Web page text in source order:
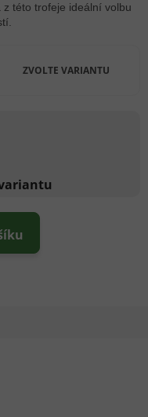
ZVOLTE VARIANTU
této trofeje ideální volbu